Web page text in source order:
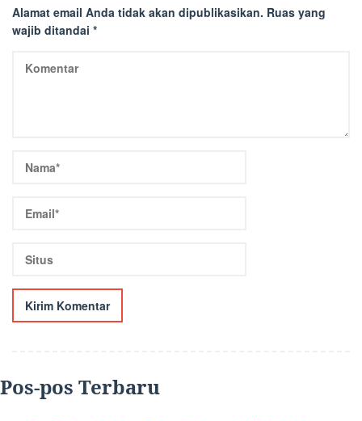
Alamat email Anda tidak akan dipublikasikan. Ruas yang
wajib ditandai *
Pos-pos Terbaru